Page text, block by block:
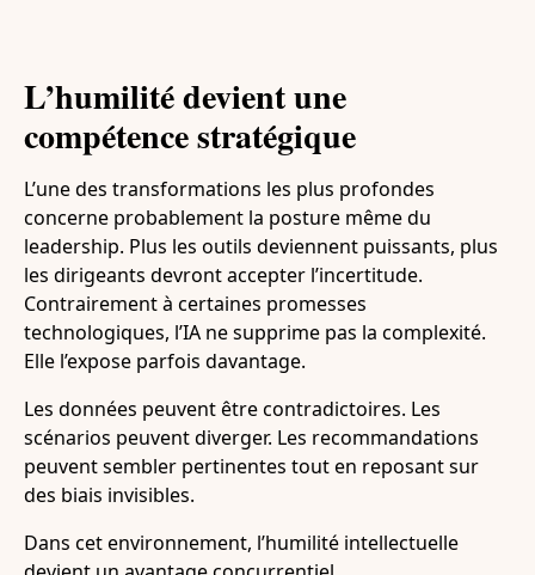
L’humilité devient une
compétence stratégique
L’une des transformations les plus profondes
concerne probablement la posture même du
leadership. Plus les outils deviennent puissants, plus
les dirigeants devront accepter l’incertitude.
Contrairement à certaines promesses
technologiques, l’IA ne supprime pas la complexité.
Elle l’expose parfois davantage.
Les données peuvent être contradictoires. Les
scénarios peuvent diverger. Les recommandations
peuvent sembler pertinentes tout en reposant sur
des biais invisibles.
Dans cet environnement, l’humilité intellectuelle